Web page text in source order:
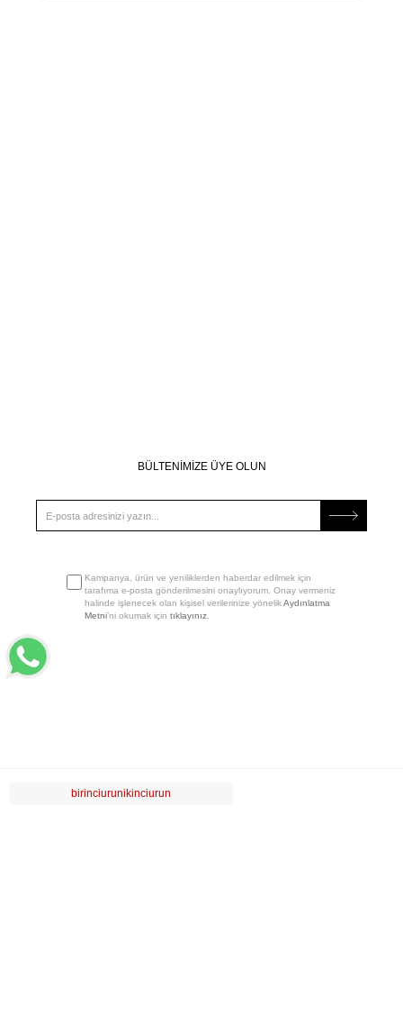
birinciurunikinciurun
BÜLTENİMİZE ÜYE OLUN
Kampanya, ürün ve yeniliklerden haberdar edilmek için
tarafıma e-posta gönderilmesini onaylıyorum. Onay vermeniz
halinde işlenecek olan kişisel verilerinize yönelikAydınlatma
Metni’ni okumak için tıklayınız.